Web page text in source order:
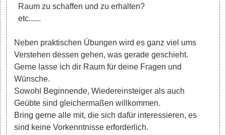
Raum zu schaffen und zu erhalten?
etc......
Neben praktischen Übungen wird es ganz viel ums
Verstehen dessen gehen, was gerade geschieht.
Gerne lasse ich dir Raum für deine Fragen und
Wünsche.
Sowohl Beginnende, Wiedereinsteiger als auch
Geübte sind gleichermaßen willkommen.
Bring gerne alle mit, die sich dafür interessieren, es
sind keine Vorkenntnisse erforderlich.